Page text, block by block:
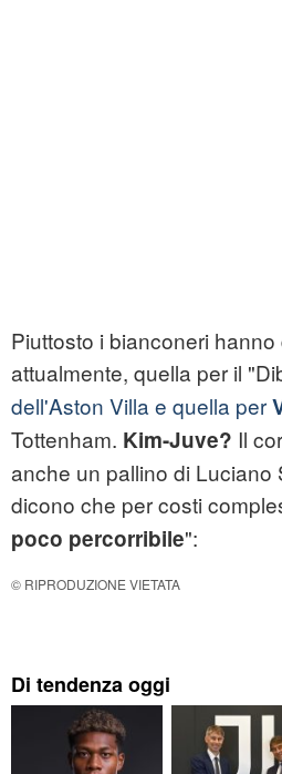
Piuttosto i bianconeri
attualmente, quella per il
dell'Aston Villa e quella per
Tottenham. Kim-Juve? Il
anche un pallino di Luciano
dicono che per costi
poco percorribile":
© RIPRODUZIONE VIETATA
Di tendenza oggi